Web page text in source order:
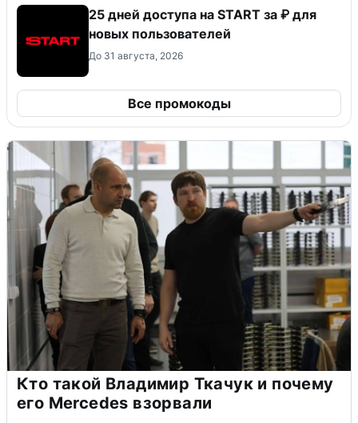
25 дней доступа на START за ₽ для
новых пользователей
До 31 августа, 2026
Все промокоды
Кто такой Владимир Ткачук и почему
его Mercedes взорвали